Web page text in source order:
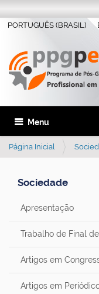
PORTUGUÊS (BRASIL)
Toggle navigation
Página Inicial
Sociedade
Apresentação
Trabalho de Final
Artigos em
Artigos em